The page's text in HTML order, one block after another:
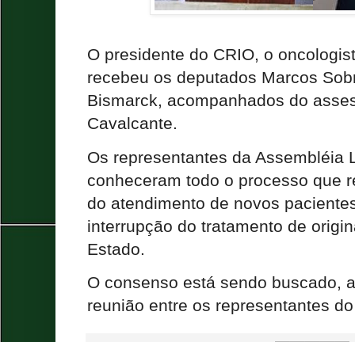
O presidente do CRIO, o
recebeu os deputados Marcos
Bismarck, acompanhados do
Cavalcante.
Os representantes da Assembléia
conheceram todo o processo que
do atendimento de novos
interrupção do tratamento de
Estado.
O consenso está sendo buscado,
reunião entre os representantes